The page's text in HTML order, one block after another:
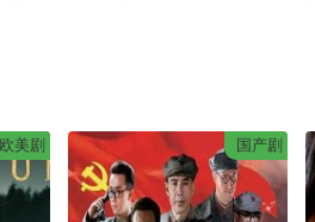
欧美剧 国产剧